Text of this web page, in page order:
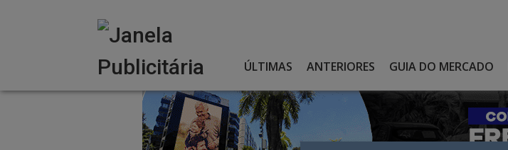
ÚLTIMAS ANTERIORES GUIA DO MERCADO